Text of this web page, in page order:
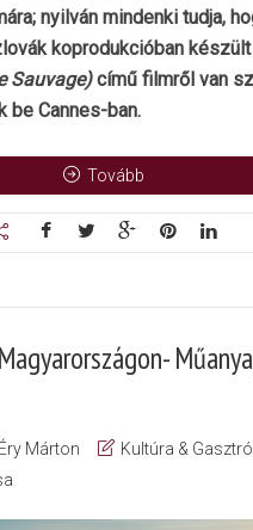
nyilván mindenki tudja,
koprodukcióban készült
Sauvage)című filmről van
be Cannes-ban.
Tovább
Éry Márton
Kultúra & Gasztró